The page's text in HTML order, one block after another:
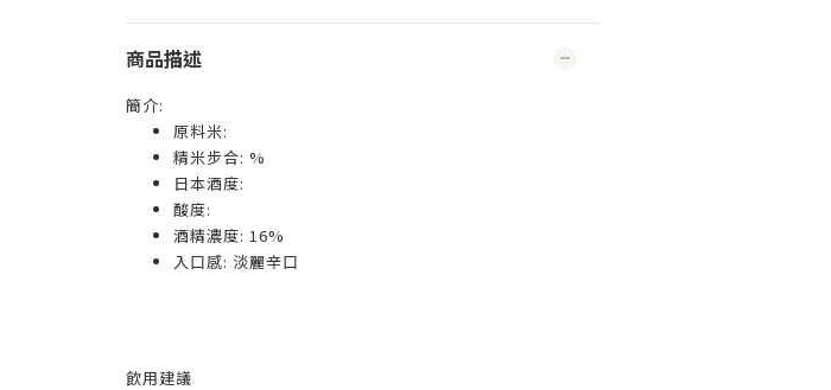
商品描述
簡介:
原料米:
精米步合: %
日本酒度:
酸度:
酒精濃度: 16%
入口感: 淡麗辛口
飲用建議